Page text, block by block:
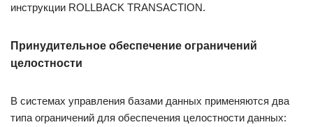
инструкции ROLLBACK TRANSACTION.
Принудительное обеспечение ограничений
целостности
В системах управления базами данных применяются два
типа ограничений для обеспечения целостности данных: